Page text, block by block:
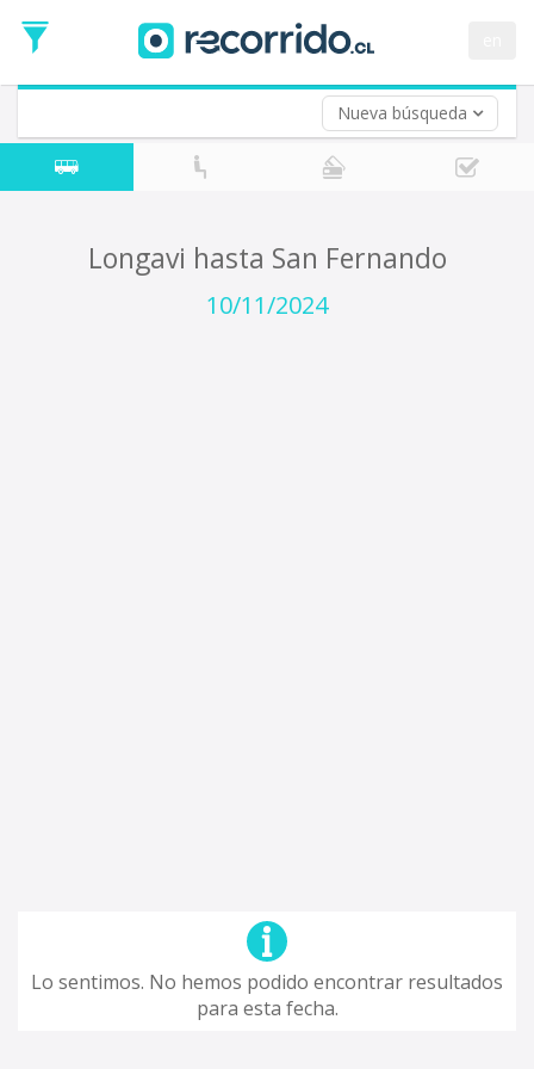
Nueva búsqueda
de
Ida
Vuelta (opcional)
Fecha
de
Longavi hasta San Fernando
10/11/2024
Lo sentimos. No hemos podido encontrar resultados
para esta fecha.